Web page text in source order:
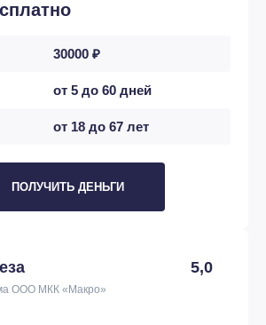
30000 ₽
от 5 до 60 дней
от 18 до 67 лет
ПОЛУЧИТЬ ДЕНЬГИ
5,0
ООО МКК «Макро»